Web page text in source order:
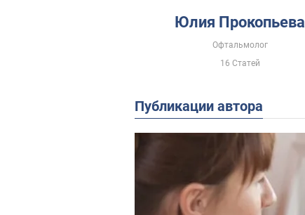
Юлия Прокопьева
Офтальмолог
16 Статей
Публикации автора